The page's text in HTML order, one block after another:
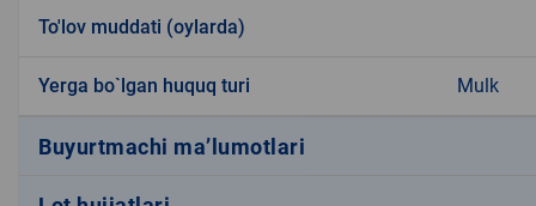
To'lov muddati (oylarda)
Yerga bo`lgan huquq turi Mulk
Buyurtmachi ma’lumotlari